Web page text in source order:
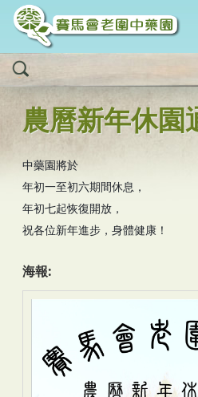
移至主內容
農曆新年休園
中藥園將於
年初一至初六期間休息，
年初七起恢復開放，
祝各位新年進步，身體健康！
海報: